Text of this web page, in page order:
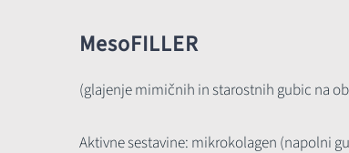
MesoFILLER
(glajenje mimičnih in starostnih gubic na
Aktivne sestavine: mikrokolagen (napolni